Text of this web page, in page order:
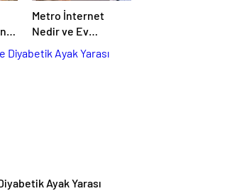
Metro İnternet
Nedir ve Ev
İnternetiyle Nasıl
Ayak Yarası